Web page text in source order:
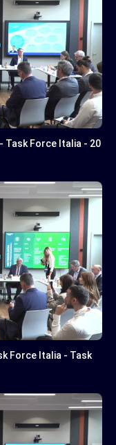
Task Force Italia - 20
Force Italia - Task